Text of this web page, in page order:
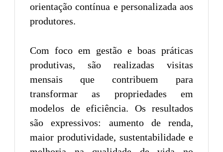
orientação contínua e personalizada aos
produtores.
Com foco em gestão e boas práticas
produtivas, são realizadas visitas
mensais que contribuem para
transformar as propriedades em
modelos de eficiência. Os resultados
são expressivos: aumento de renda,
maior produtividade, sustentabilidade e